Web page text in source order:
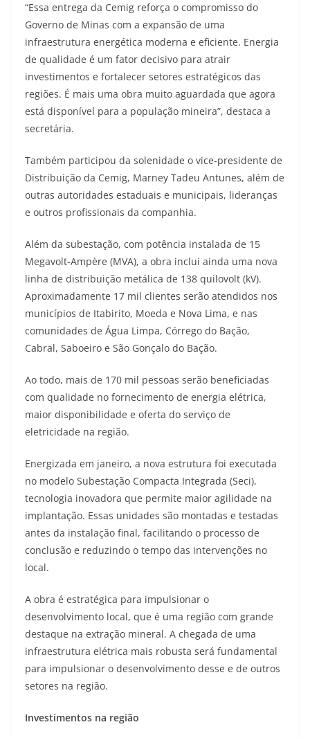
“Essa entrega da Cemig reforça o compromisso do
Governo de Minas com a expansão de uma
infraestrutura energética moderna e eficiente. Energia
de qualidade é um fator decisivo para atrair
investimentos e fortalecer setores estratégicos das
regiões. É mais uma obra muito aguardada que agora
está disponível para a população mineira”, destaca a
secretária.
Também participou da solenidade o vice-presidente de
Distribuição da Cemig, Marney Tadeu Antunes, além de
outras autoridades estaduais e municipais, lideranças
e outros profissionais da companhia.
Além da subestação, com potência instalada de 15
Megavolt-Ampère (MVA), a obra inclui ainda uma nova
linha de distribuição metálica de 138 quilovolt (kV).
Aproximadamente 17 mil clientes serão atendidos nos
municípios de Itabirito, Moeda e Nova Lima, e nas
comunidades de Água Limpa, Córrego do Bação,
Cabral, Saboeiro e São Gonçalo do Bação.
Ao todo, mais de 170 mil pessoas serão beneficiadas
com qualidade no fornecimento de energia elétrica,
maior disponibilidade e oferta do serviço de
eletricidade na região.
Energizada em janeiro, a nova estrutura foi executada
no modelo Subestação Compacta Integrada (Seci),
tecnologia inovadora que permite maior agilidade na
implantação. Essas unidades são montadas e testadas
antes da instalação final, facilitando o processo de
conclusão e reduzindo o tempo das intervenções no
local.
A obra é estratégica para impulsionar o
desenvolvimento local, que é uma região com grande
destaque na extração mineral. A chegada de uma
infraestrutura elétrica mais robusta será fundamental
para impulsionar o desenvolvimento desse e de outros
setores na região.
Investimentos na região